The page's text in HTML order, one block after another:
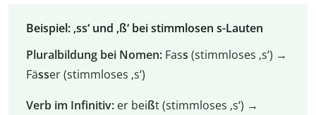
Beispiel: ‚ss‘ und ‚ß‘ bei stimmlosen s-Lauten
Pluralbildung bei Nomen:Fass (stimmloses ‚s‘) →
Fässer (stimmloses ‚s‘)
Verb im Infinitiv:er beißt (stimmloses ‚s‘) →